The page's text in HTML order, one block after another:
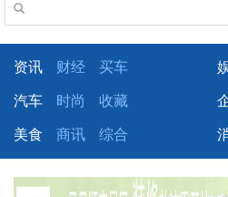
资讯 财经 买车
汽车 时尚 收藏
美食 商讯 综合